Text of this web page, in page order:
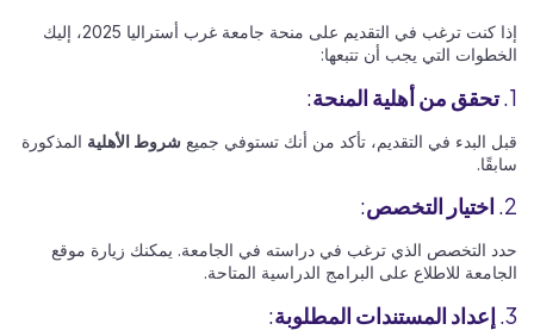
إذا كنت ترغب في التقديم على منحة جامعة غرب أستراليا 2025، إليك
الخطوات التي يجب أن تتبعها:
1. تحقق من أهلية المنحة:
قبل البدء في التقديم، تأكد من أنك تستوفي جميع شروط الأهلية المذكورة
سابقًا.
2. اختيار التخصص:
حدد التخصص الذي ترغب في دراسته في الجامعة. يمكنك زيارة موقع
الجامعة للاطلاع على البرامج الدراسية المتاحة.
3. إعداد المستندات المطلوبة: